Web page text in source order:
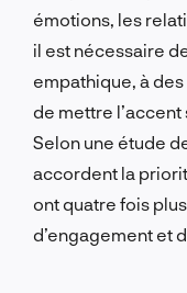
émotions, les
il est nécessaire
empathique, à
de mettre
Selon une étude
accordent la
ont quatre fois
d’engagement et